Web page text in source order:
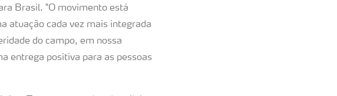
Brasil. "O movimento está
atuação cada vez mais integrada
do campo, em nossa
entrega positiva para as pessoas